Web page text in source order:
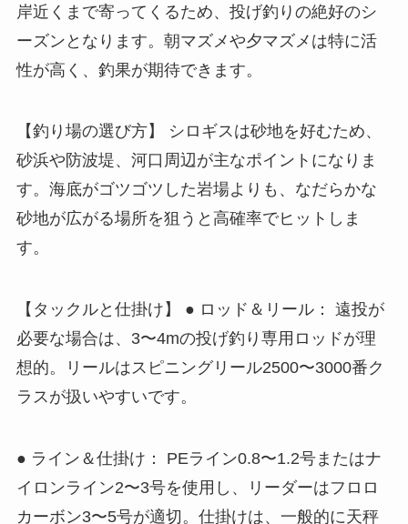
岸近くまで寄ってくるため、投げ釣りの絶好のシ
ーズンとなります。朝マズメや夕マズメは特に活
性が高く、釣果が期待できます。
【釣り場の選び方】 シロギスは砂地を好むため、
砂浜や防波堤、河口周辺が主なポイントになりま
す。海底がゴツゴツした岩場よりも、なだらかな
砂地が広がる場所を狙うと高確率でヒットしま
す。
【タックルと仕掛け】 ● ロッド＆リール： 遠投が
必要な場合は、3〜4mの投げ釣り専用ロッドが理
想的。リールはスピニングリール2500〜3000番ク
ラスが扱いやすいです。
● ライン＆仕掛け： PEライン0.8〜1.2号またはナ
イロンライン2〜3号を使用し、リーダーはフロロ
カーボン3〜5号が適切。仕掛けは、一般的に天秤